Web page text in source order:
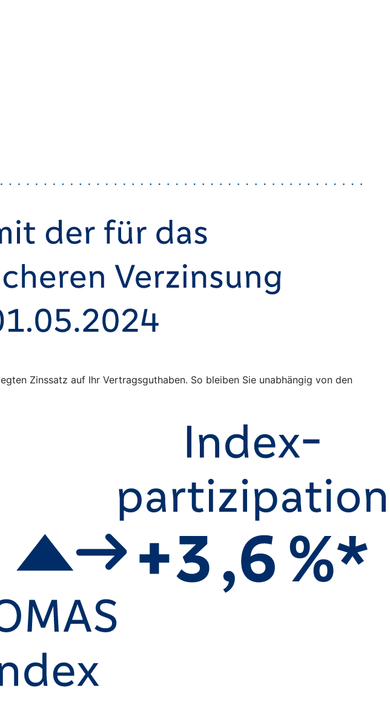
Zinssatz auf Ihr Vertragsguthaben. So bleiben Sie unabhängig von den